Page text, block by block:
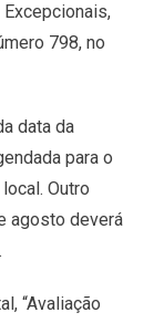
798, no
data da
para o
Outro
agosto deverá
“Avaliação